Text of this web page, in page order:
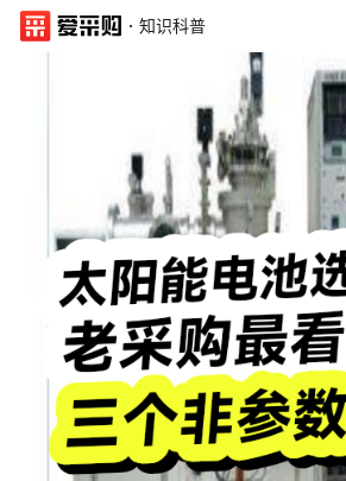
· 知识科普